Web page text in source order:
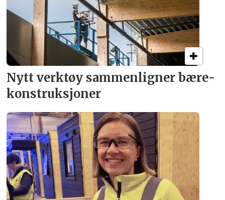
Nytt verktøy sammenligner bære­
konstruksjoner